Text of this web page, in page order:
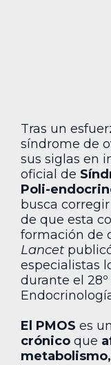
Tras un
síndrome de
sus siglas en
oficial de
Poli-
busca
de que esta
formación de
Lancet
especialistas
durante el
El PMOS es un
crónico que